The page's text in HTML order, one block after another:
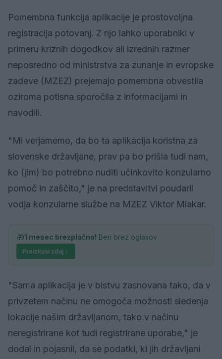
Pomembna funkcija aplikacije je prostovoljna
registracija potovanj. Z njo lahko uporabniki v
primeru kriznih dogodkov ali izrednih razmer
neposredno od ministrstva za zunanje in evropske
zadeve (MZEZ) prejemajo pomembna obvestila
oziroma potisna sporočila z informacijami in
navodili.
"Mi verjamemo, da bo ta aplikacija koristna za
slovenske državljane, prav pa bo prišla tudi nam,
ko (jim) bo potrebno nuditi učinkovito konzularno
pomoč in zaščito," je na predstavitvi poudaril
vodja konzularne službe na MZEZ Viktor Mlakar.
🎁1 mesec brezplačno! Beri brez oglasov
Preizkusi zdaj
"Sama aplikacija je v bistvu zasnovana tako, da v
privzetem načinu ne omogoča možnosti sledenja
lokacije našim državljanom, tako v načinu
neregistrirane kot tudi registrirane uporabe," je
dodal in pojasnil, da se podatki, ki jih državljani